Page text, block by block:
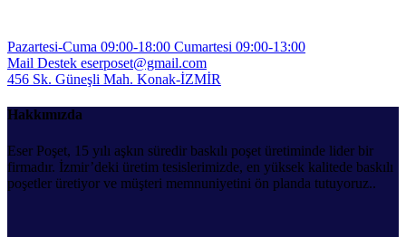
Pazartesi-Cuma 09:00-18:00 Cumartesi 09:00-13:00
Mail Destek eserposet@gmail.com
456 Sk. Güneşli Mah. Konak-İZMİR
Hakkımızda
Eser Poşet, 15 yılı aşkın süredir baskılı poşet üretiminde lider bir
firmadır. İzmir’deki üretim tesislerimizde, en yüksek kalitede baskılı
poşetler üretiyor ve müşteri memnuniyetini ön planda tutuyoruz..